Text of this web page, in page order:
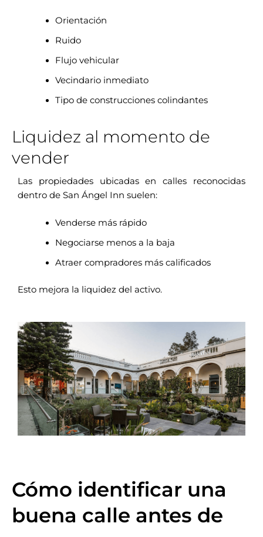
Orientación
Ruido
Flujo vehicular
Vecindario inmediato
Tipo de construcciones colindantes
Liquidez al momento de
vender
Las propiedades ubicadas en calles reconocidas
dentro de San Ángel Inn suelen:
Venderse más rápido
Negociarse menos a la baja
Atraer compradores más calificados
Esto mejora la liquidez del activo.
Cómo identificar una
buena calle antes de